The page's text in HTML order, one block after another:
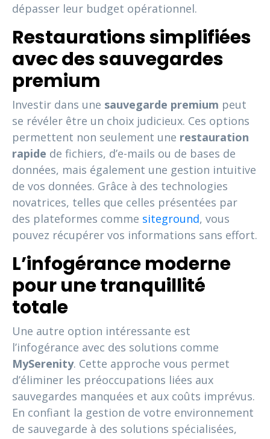
dépasser leur budget opérationnel.
Restaurations simplifiées
avec des sauvegardes
premium
Investir dans une sauvegarde premium peut
se révéler être un choix judicieux. Ces options
permettent non seulement une restauration
rapide de fichiers, d’e-mails ou de bases de
données, mais également une gestion intuitive
de vos données. Grâce à des technologies
novatrices, telles que celles présentées par
des plateformes comme siteground, vous
pouvez récupérer vos informations sans effort.
L’infogérance moderne
pour une tranquillité
totale
Une autre option intéressante est
l’infogérance avec des solutions comme
MySerenity. Cette approche vous permet
d’éliminer les préoccupations liées aux
sauvegardes manquées et aux coûts imprévus.
En confiant la gestion de votre environnement
de sauvegarde à des solutions spécialisées,